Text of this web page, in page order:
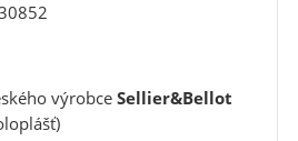
výrobceSellier&Bellot